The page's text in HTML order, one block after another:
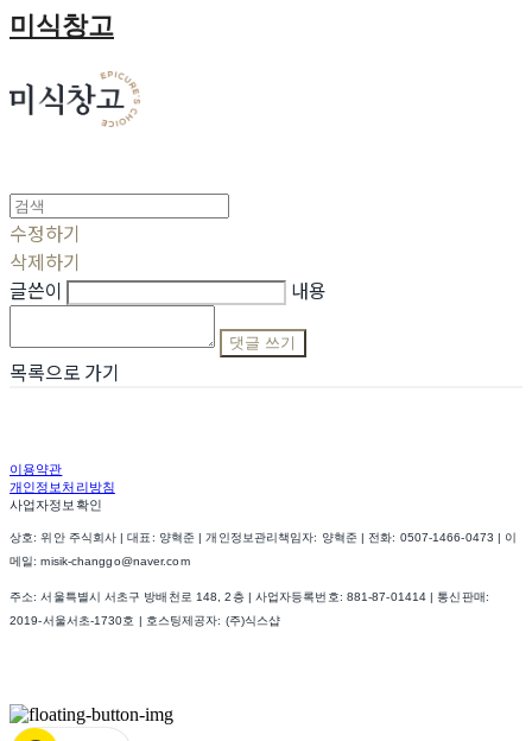
미식창고
수정하기
삭제하기
글쓴이
내용
댓글 쓰기
목록으로 가기
이용약관
개인정보처리방침
사업자정보확인
상호: 위안 주식회사 | 대표: 양혁준 | 개인정보관리책임자: 양혁준 | 전화: 0507-1466-0473 | 이
메일: misik-changgo@naver.com
주소: 서울특별시 서초구 방배천로 148, 2층 | 사업자등록번호: 881-87-01414 | 통신판매:
2019-서울서초-1730호
| 호스팅제공자: (주)식스샵